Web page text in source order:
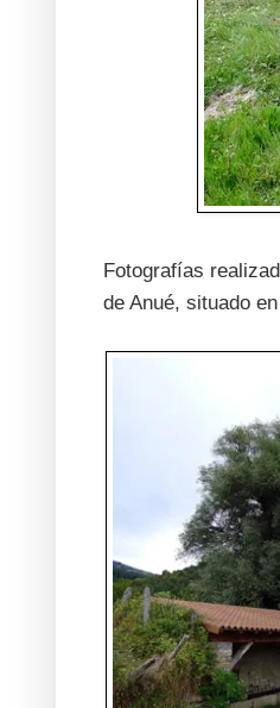
Fotografías
de Anué, situado